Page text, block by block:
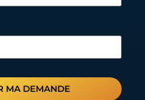
MA DEMANDE